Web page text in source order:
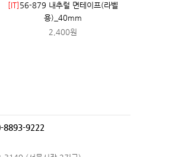
[IT] 56-879 내추럴 면테이프(라벨
용)_40mm
2,400원
8893-9222